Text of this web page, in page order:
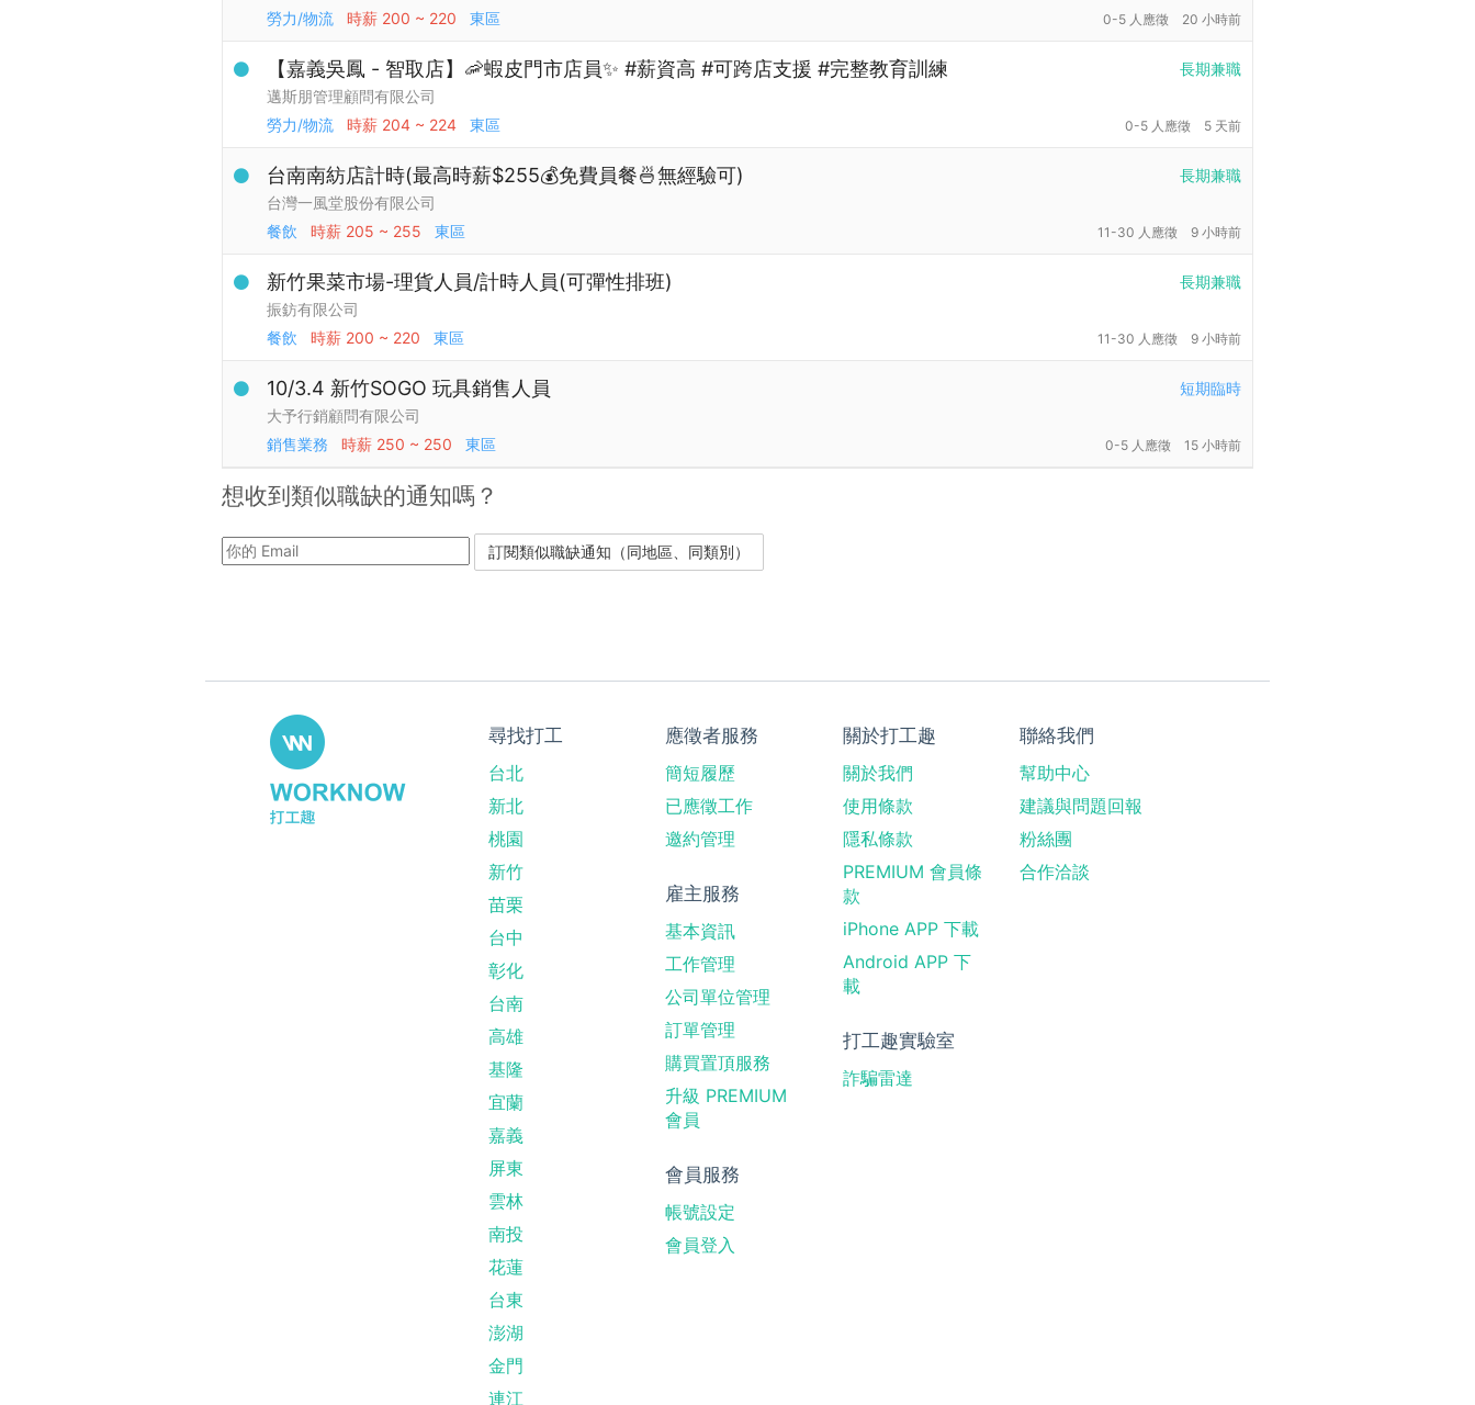
勞力/物流
時薪 200 ~ 220 東區 0-5 人應徵 20 小時前
長期兼職
【嘉義吳鳳 - 智取店】🦐蝦皮門市店員✨ #薪資高 #可跨店支援 #完整教育訓練
邁斯朋管理顧問有限公司
勞力/物流
時薪 204 ~ 224 東區 0-5 人應徵 5 天前
長期兼職
台南南紡店計時(最高時薪$255💰免費員餐🍜無經驗可)
台灣一風堂股份有限公司
餐飲
時薪 205 ~ 255 東區 11-30 人應徵 9 小時前
長期兼職
新竹果菜市場-理貨人員/計時人員(可彈性排班)
振鈁有限公司
餐飲
時薪 200 ~ 220 東區 11-30 人應徵 9 小時前
短期臨時
10/3.4 新竹SOGO 玩具銷售人員
大予行銷顧問有限公司
銷售業務
時薪 250 ~ 250 東區 0-5 人應徵 15 小時前
想收到類似職缺的通知嗎？
尋找打工
台北
新北
桃園
新竹
苗栗
台中
彰化
台南
高雄
基隆
宜蘭
嘉義
屏東
雲林
南投
花蓮
台東
澎湖
金門
連江
應徵者服務
簡短履歷
已應徵工作
邀約管理
雇主服務
基本資訊
工作管理
公司單位管理
訂單管理
購買置頂服務
升級 PREMIUM
會員
會員服務
帳號設定
會員登入
關於打工趣
關於我們
使用條款
隱私條款
PREMIUM 會員條
款
iPhone APP 下載
Android APP 下
載
打工趣實驗室
詐騙雷達
聯絡我們
幫助中心
建議與問題回報
粉絲團
合作洽談